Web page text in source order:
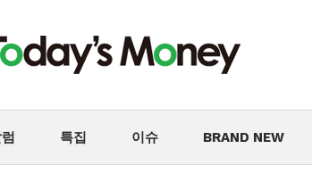
특집 이슈 BRAND NEW